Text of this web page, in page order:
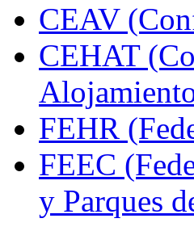
CEAV
CEHAT
FEHR
FEEC
y Parques